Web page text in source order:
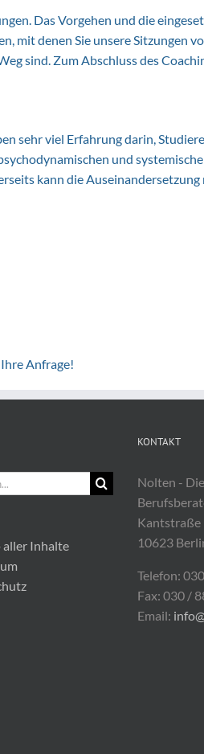
Das Vorgehen und die
mit denen Sie unsere Sitzungen
sind. Zum Abschluss des
sehr viel Erfahrung darin,
und
kann die Auseinandersetzung
Anfrage!
aller Inhalte
KONTAKT
Nolten -
Kantstraße
10623
Telefon:
Fax: 030 /
Email: